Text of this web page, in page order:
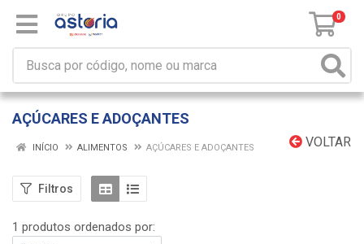
0
AÇÚCARES E ADOÇANTES
VOLTAR
INÍCIO ALIMENTOS AÇÚCARES E ADOÇANTES
Filtros
1 produtos ordenados por: